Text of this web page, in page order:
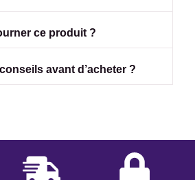
ce produit ?
avant d’acheter ?